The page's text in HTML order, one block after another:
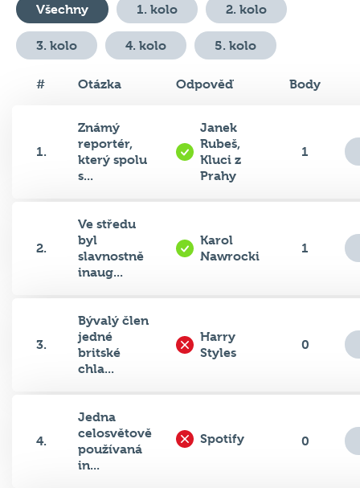
Všechny 1. kolo 2. kolo
3. kolo 4. kolo 5. kolo
# Otázka Odpověď Body
1.
Známý
reportér,
který spolu
s...
Janek
Rubeš,
Kluci z
Prahy
1
2.
Ve středu
byl
slavnostně
inaug...
Karol
Nawrocki
1
3.
Bývalý člen
jedné
britské
chla...
Harry
Styles
0
4.
Jedna
celosvětově
používaná
in...
Spotify 0